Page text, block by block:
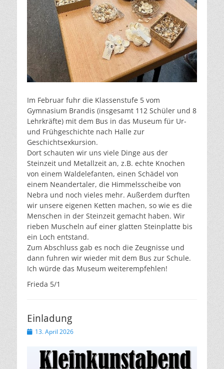
Im Februar fuhr die Klassenstufe 5 vom
Gymnasium Brandis (insgesamt 112 Schüler und 8
Lehrkräfte) mit dem Bus in das Museum für Ur-
und Frühgeschichte nach Halle zur
Geschichtsexkursion.
Dort schauten wir uns viele Dinge aus der
Steinzeit und Metallzeit an, z.B. echte Knochen
von einem Waldelefanten, einen Schädel von
einem Neandertaler, die Himmelsscheibe von
Nebra und noch vieles mehr. Außerdem durften
wir unsere eigenen Ketten machen, so wie es die
Menschen in der Steinzeit gemacht haben. Wir
rieben Muscheln auf einer glatten Steinplatte bis
ein Loch entstand.
Zum Abschluss gab es noch die Zeugnisse und
dann fuhren wir wieder mit dem Bus zur Schule.
Ich würde das Museum weiterempfehlen!
Frieda 5/1
Einladung
Veröffentlicht
13. April 2026